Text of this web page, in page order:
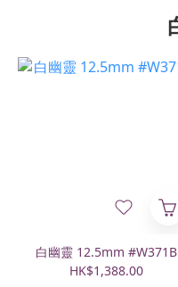
白幽靈 12.5mm #W371B
HK$1,388.00